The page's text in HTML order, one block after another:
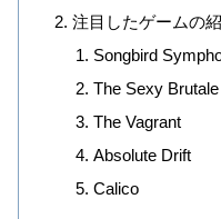
注目したゲームの
Songbird
The Sexy Brutale
The Vagrant
Absolute Drift
Calico